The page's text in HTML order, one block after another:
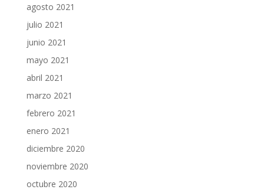
agosto 2021
julio 2021
junio 2021
mayo 2021
abril 2021
marzo 2021
febrero 2021
enero 2021
diciembre 2020
noviembre 2020
octubre 2020